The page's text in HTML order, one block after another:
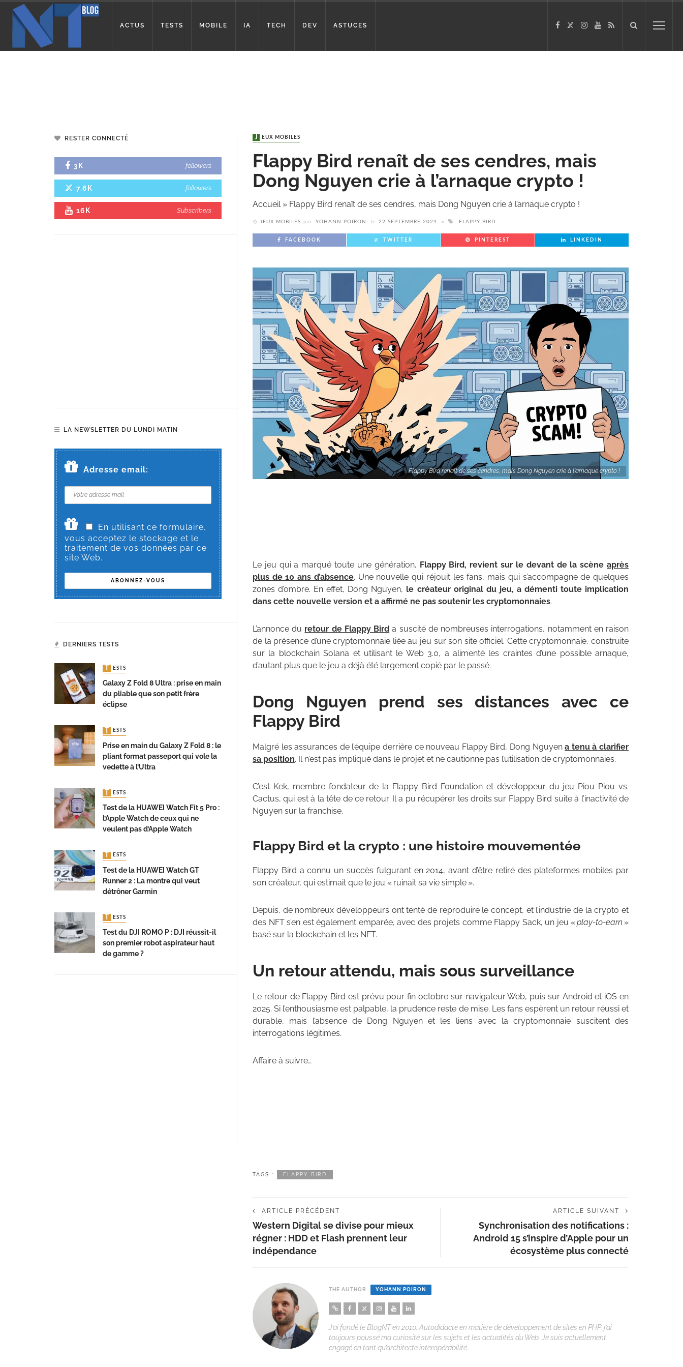
ACTUS TESTS MOBILE IA TECH DEV ASTUCES
JEUX MOBILES
Flappy Bird renaît de ses cendres, mais
Dong Nguyen crie à l’arnaque crypto !
Accueil» Flappy Bird renaît de ses cendres, mais Dong Nguyen crie à l’arnaque crypto !
JEUX MOBILES par YOHANN POIRON le 22 SEPTEMBRE 2024 FLAPPY BIRD
FACEBOOK TWITTER PINTEREST LINKEDIN
Flappy Bird renaît de ses cendres, mais Dong Nguyen crie à l'arnaque crypto !
Le jeu qui a marqué toute une génération, Flappy Bird, revient sur le devant de la scène après
plus de 10 ans d’absence. Une nouvelle qui réjouit les fans, mais qui s’accompagne de quelques
zones d’ombre. En effet, Dong Nguyen, le créateur original du jeu, a démenti toute implication
dans cette nouvelle version et a affirmé ne pas soutenir les cryptomonnaies.
L’annonce du retour de Flappy Bird a suscité de nombreuses interrogations, notamment en raison
de la présence d’une cryptomonnaie liée au jeu sur son site officiel. Cette cryptomonnaie, construite
sur la blockchain Solana et utilisant le Web 3.0, a alimenté les craintes d’une possible arnaque,
d’autant plus que le jeu a déjà été largement copié par le passé.
Dong Nguyen prend ses distances avec ce
Flappy Bird
Malgré les assurances de l’équipe derrière ce nouveau Flappy Bird, Dong Nguyena tenu à clarifier
sa position. Il n’est pas impliqué dans le projet et ne cautionne pas l’utilisation de cryptomonnaies.
C’est Kek, membre fondateur de la Flappy Bird Foundation et développeur du jeu Piou Piou vs.
Cactus, qui est à la tête de ce retour. Il a pu récupérer les droits sur Flappy Bird suite à l’inactivité de
Nguyen sur la franchise.
Flappy Bird et la crypto : une histoire mouvementée
Flappy Bird a connu un succès fulgurant en 2014, avant d’être retiré des plateformes mobiles par
son créateur, qui estimait que le jeu « ruinait sa vie simple ».
Depuis, de nombreux développeurs ont tenté de reproduire le concept, et l’industrie de la crypto et
des NFT s’en est également emparée, avec des projets comme Flappy Sack, un jeu «play-to-earn »
basé sur la blockchain et les NFT.
Un retour attendu, mais sous surveillance
Le retour de Flappy Bird est prévu pour fin octobre sur navigateur Web, puis sur Android et iOS en
2025. Si l’enthousiasme est palpable, la prudence reste de mise. Les fans espèrent un retour réussi et
durable, mais l’absence de Dong Nguyen et les liens avec la cryptomonnaie suscitent des
interrogations légitimes.
Affaire à suivre…
TAGS : FLAPPY BIRD
ARTICLE PRÉCÉDENT
Western Digital se divise pour mieux
régner : HDD et Flash prennent leur
indépendance
ARTICLE SUIVANT
Synchronisation des notifications :
Android 15 s’inspire d’Apple pour un
écosystème plus connecté
THE AUTHOR YOHANN POIRON
J’ai fondé le BlogNT en 2010. Autodidacte en matière de développement de sites en PHP, j’ai
toujours poussé ma curiosité sur les sujets et les actualités du Web. Je suis actuellement
engagé en tant qu’architecte interopérabilité.
RESTER CONNECTÉ
3K followers
7.6K followers
16K Subscribers
LA NEWSLETTER DU LUNDI MATIN
Adresse email:
En utilisant ce formulaire,
vous acceptez le stockage et le
traitement de vos données par ce
site Web.
DERNIERS TESTS
TESTS
Galaxy Z Fold 8 Ultra : prise en main
du pliable que son petit frère
éclipse
TESTS
Prise en main du Galaxy Z Fold 8 : le
pliant format passeport qui vole la
vedette à l’Ultra
TESTS
Test de la HUAWEI Watch Fit 5 Pro :
l’Apple Watch de ceux qui ne
veulent pas d’Apple Watch
TESTS
Test de la HUAWEI Watch GT
Runner 2 : La montre qui veut
détrôner Garmin
TESTS
Test du DJI ROMO P : DJI réussit-il
son premier robot aspirateur haut
de gamme ?